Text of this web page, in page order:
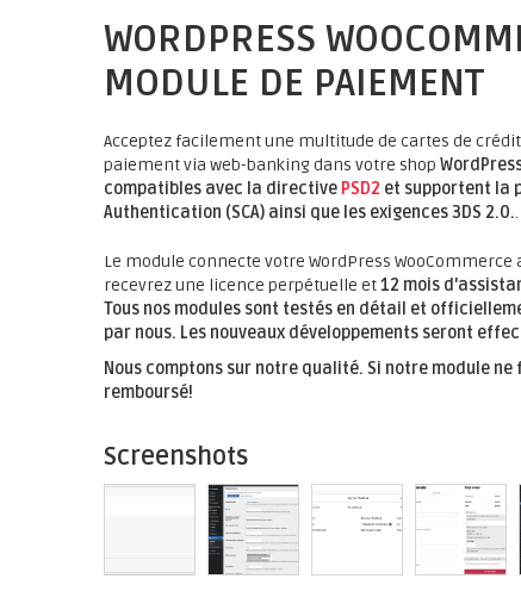
WORDPRESS
MODULE DE PAIEMENT
Acceptez facilement une multitude de cartes de
paiement via web-banking dans votre shop
compatibles avec la directive PSD2 et supportent la
Authentication (SCA) ainsi que les exigences 3DS 2.0..
Le module connecte votre WordPress
recevrez une licence perpétuelle et12 mois
Tous nos modules sont testés en détail et
par nous. Les nouveaux développements seront
Nous comptons sur notre qualité. Si notre module
remboursé!
Screenshots